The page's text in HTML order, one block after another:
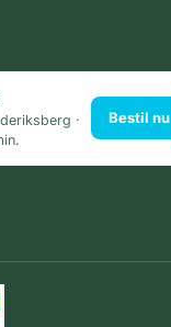
·
Bestil nu